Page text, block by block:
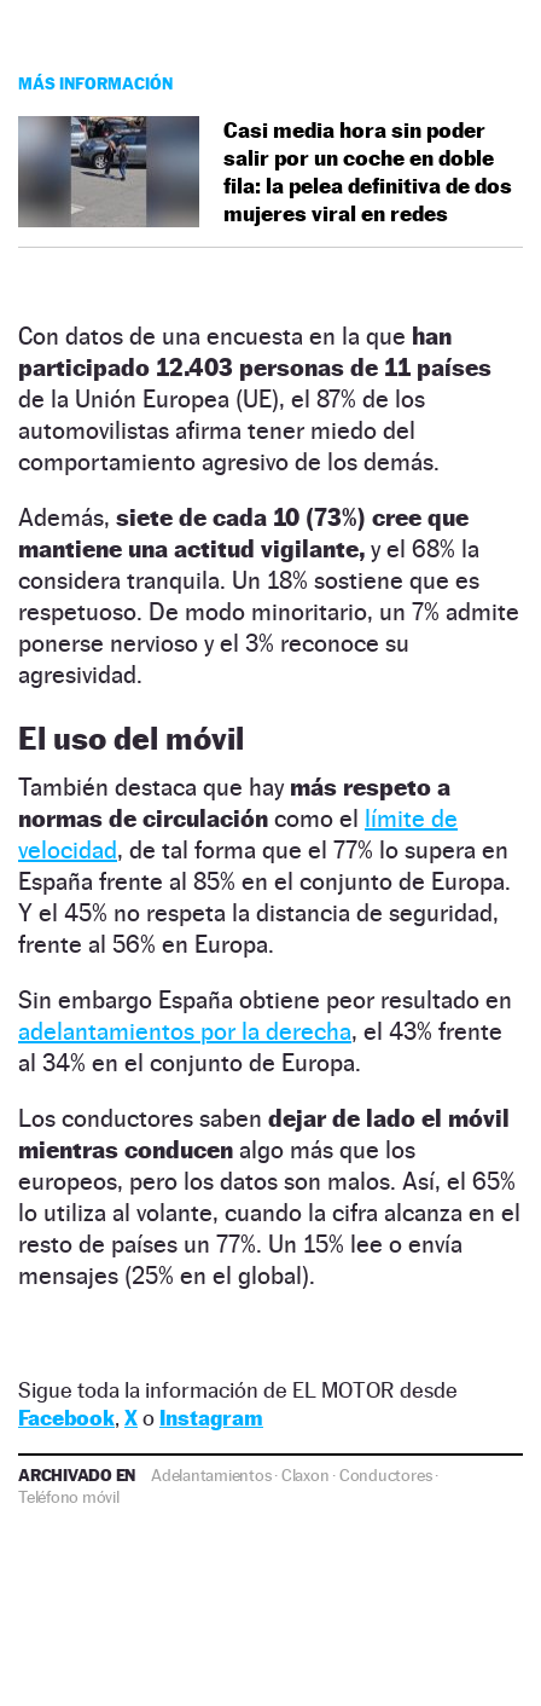
MÁS INFORMACIÓN
Casi media hora sin poder
salir por un coche en doble
fila: la pelea definitiva de dos
mujeres viral en redes
Con datos de una encuesta en la que han
participado 12.403 personas de 11 países
de la Unión Europea (UE), el 87% de los
automovilistas afirma tener miedo del
comportamiento agresivo de los demás.
Además, siete de cada 10 (73%) cree que
mantiene una actitud vigilante, y el 68% la
considera tranquila. Un 18% sostiene que es
respetuoso. De modo minoritario, un 7% admite
ponerse nervioso y el 3% reconoce su
agresividad.
El uso del móvil
También destaca que hay más respeto a
normas de circulación como el límite de
velocidad, de tal forma que el 77% lo supera en
España frente al 85% en el conjunto de Europa.
Y el 45% no respeta la distancia de seguridad,
frente al 56% en Europa.
Sin embargo España obtiene peor resultado en
adelantamientos por la derecha, el 43% frente
al 34% en el conjunto de Europa.
Los conductores saben dejar de lado el móvil
mientras conducen algo más que los
europeos, pero los datos son malos. Así, el 65%
lo utiliza al volante, cuando la cifra alcanza en el
resto de países un 77%. Un 15% lee o envía
mensajes (25% en el global).
Sigue toda la información de EL MOTOR desde
Facebook, Xo Instagram
ARCHIVADO EN Adelantamientos·Claxon ·Conductores·
Teléfono móvil